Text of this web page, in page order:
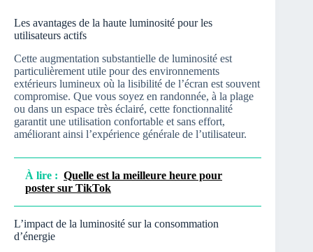
Les avantages de la haute luminosité pour les
utilisateurs actifs
Cette augmentation substantielle de luminosité est
particulièrement utile pour des environnements
extérieurs lumineux où la lisibilité de l’écran est souvent
compromise. Que vous soyez en randonnée, à la plage
ou dans un espace très éclairé, cette fonctionnalité
garantit une utilisation confortable et sans effort,
améliorant ainsi l’expérience générale de l’utilisateur.
À lire : Quelle est la meilleure heure pour
poster sur TikTok
L’impact de la luminosité sur la consommation
d’énergie